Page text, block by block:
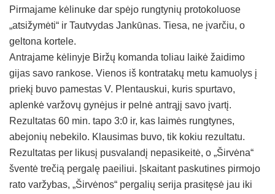
Pirmajame kėlinuke dar spėjo rungtynių protokoluose
„atsižymėti“ ir Tautvydas Jankūnas. Tiesa, ne įvarčiu, o
geltona kortele.
Antrajame kėlinyje Biržų komanda toliau laikė žaidimo
gijas savo rankose. Vienos iš kontratakų metu kamuolys į
priekį buvo pamestas V. Plentauskui, kuris spurtavo,
aplenkė varžovų gynėjus ir pelnė antrąjį savo įvartį.
Rezultatas 60 min. tapo 3:0 ir, kas laimės rungtynes,
abejonių nebekilo. Klausimas buvo, tik kokiu rezultatu.
Rezultatas per likusį pusvalandį nepasikeitė, o „Širvėna“
šventė trečią pergalę paeiliui. Įskaitant paskutines pirmojo
rato varžybas, „Širvėnos“ pergalių serija prasitęsė jau iki